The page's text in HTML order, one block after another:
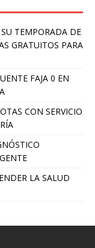
TEMPORADA DE
GRATUITOS PARA
FAJA 0 EN
CON SERVICIO
LA SALUD